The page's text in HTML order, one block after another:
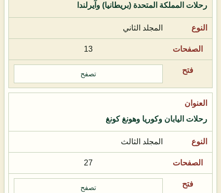
رحلات المملكة المتحدة (بريطانيا) وآيرلندا
المجلد الثاني
13
تصفح
رحلات اليابان وكوريا وهونغ كونغ
المجلد الثالث
27
تصفح